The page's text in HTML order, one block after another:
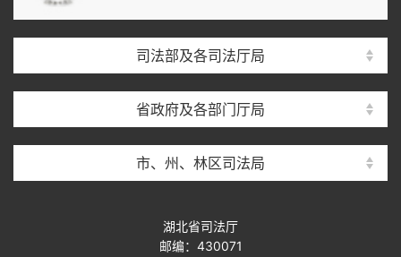
司法部及各司法厅局
省政府及各部门厅局
市、州、林区司法局
湖北省司法厅
邮编：430071